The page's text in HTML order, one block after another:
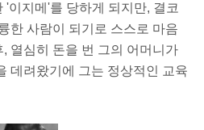
'이지메'를 당하게 되지만, 결코
한 사람이 되기로 스스로 마음
열심히 돈을 번 그의 어머니가
데려왔기에 그는 정상적인 교육